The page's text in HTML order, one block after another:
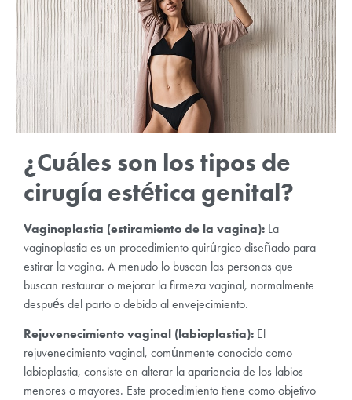
¿Cuáles son los tipos de
cirugía estética genital?
Vaginoplastia (estiramiento de la vagina): La
vaginoplastia es un procedimiento quirúrgico diseñado para
estirar la vagina. A menudo lo buscan las personas que
buscan restaurar o mejorar la firmeza vaginal, normalmente
después del parto o debido al envejecimiento.
Rejuvenecimiento vaginal (labioplastia): El
rejuvenecimiento vaginal, comúnmente conocido como
labioplastia, consiste en alterar la apariencia de los labios
menores o mayores. Este procedimiento tiene como objetivo